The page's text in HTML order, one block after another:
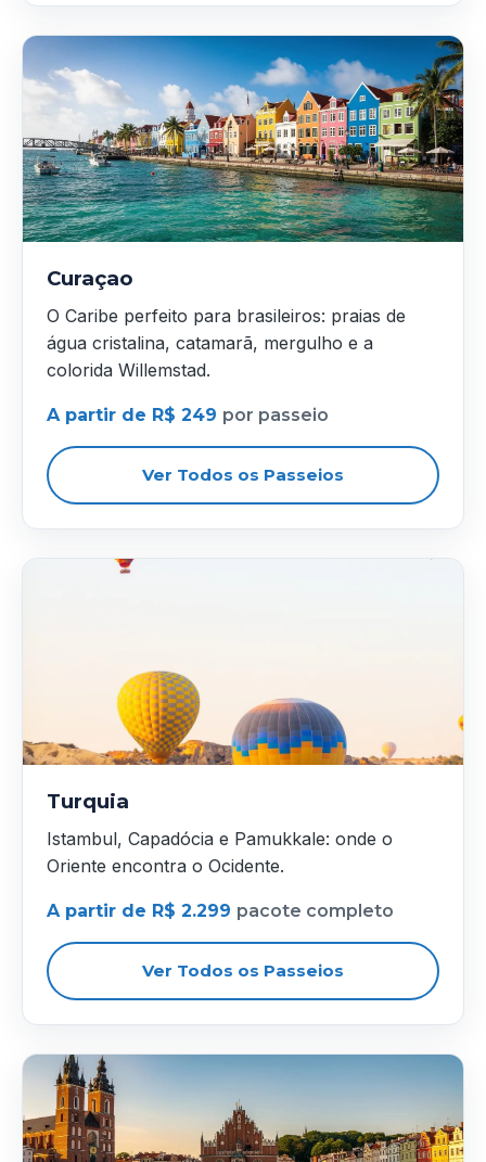
Curaçao
O Caribe perfeito para brasileiros: praias de
água cristalina, catamarã, mergulho e a
colorida Willemstad.
A partir de R$ 249 por passeio
Ver Todos os Passeios
Turquia
Istambul, Capadócia e Pamukkale: onde o
Oriente encontra o Ocidente.
A partir de R$ 2.299 pacote completo
Ver Todos os Passeios